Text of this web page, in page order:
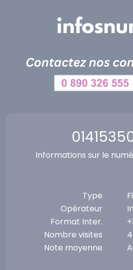
Informations sur le
Type
Opérateur
Format Inter.
Nombre visites
Note moyenne